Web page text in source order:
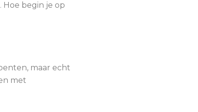
Hoe begin je op
maar echt
met